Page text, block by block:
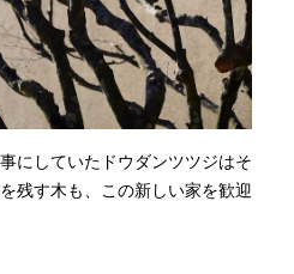
にしていたドウダンツツジはそ
残す木も、この新しい家を歓迎